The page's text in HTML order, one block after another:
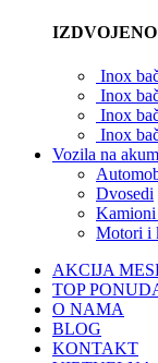
Inox
Inox
Inox
Inox
Vozila na
Dvosedi
Motori i
AKCIJA
TOP
O NAMA
BLOG
KONTAKT